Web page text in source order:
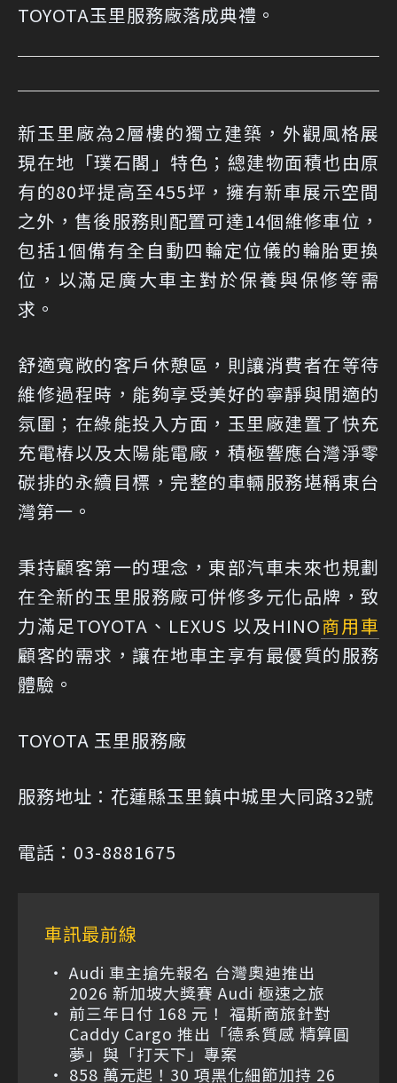
TOYOTA玉里服務廠落成典禮。
新玉里廠為2層樓的獨立建築，外觀風格展
現在地「璞石閣」特色；總建物面積也由原
有的80坪提高至455坪，擁有新車展示空間
之外，售後服務則配置可達14個維修車位，
包括1個備有全自動四輪定位儀的輪胎更換
位，以滿足廣大車主對於保養與保修等需
求。
舒適寬敞的客戶休憩區，則讓消費者在等待
維修過程時，能夠享受美好的寧靜與閒適的
氛圍；在綠能投入方面，玉里廠建置了快充
充電樁以及太陽能電廠，積極響應台灣淨零
碳排的永續目標，完整的車輛服務堪稱東台
灣第一。
秉持顧客第一的理念，東部汽車未來也規劃
在全新的玉里服務廠可併修多元化品牌，致
力滿足TOYOTA、LEXUS 以及HINO商用車
顧客的需求，讓在地車主享有最優質的服務
體驗。
TOYOTA 玉里服務廠
服務地址：花蓮縣玉里鎮中城里大同路32號
電話：03-8881675
車訊最前線
Audi 車主搶先報名 台灣奧迪推出
2026 新加坡大獎賽 Audi 極速之旅
前三年日付 168 元！ 福斯商旅針對
Caddy Cargo 推出「德系質感 精算圓
夢」與「打天下」專案
858 萬元起！30 項黑化細節加持 26